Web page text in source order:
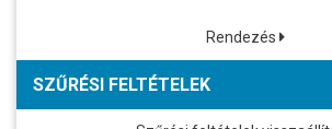
Rendezés
SZŰRÉSI FELTÉTELEK